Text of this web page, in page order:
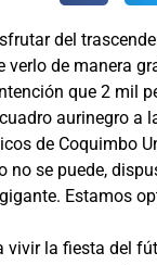
del
de manera
que 2 mil
aurinegro a
de Coquimbo
se puede,
Estamos
la fiesta del